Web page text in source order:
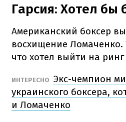
Гарсия: Хотел бы
Американский боксер
восхищение
что хотел выйти на
ИНТЕРЕСНО Экс-чемпион
украинского боксера,
и Ломаченко